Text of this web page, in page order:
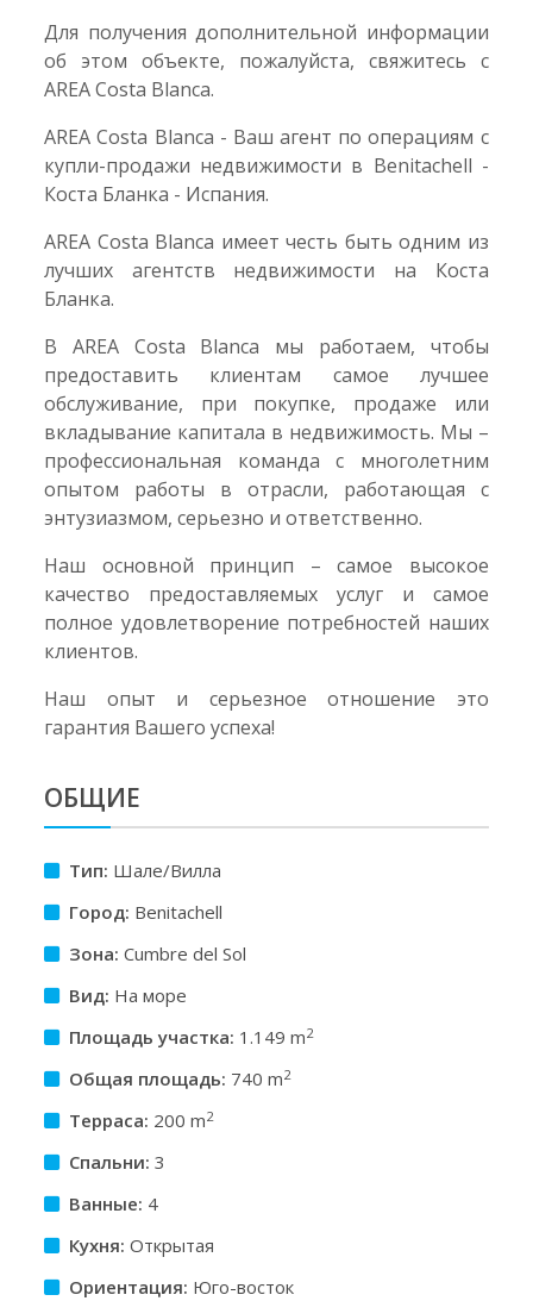
Для получения дополнительной информации
об этом объекте, пожалуйста, свяжитесь с
AREA Costa Blanca.
AREA Costa Blanca - Ваш агент по операциям с
купли-продажи недвижимости в Benitachell -
Коста Бланка - Испания.
AREA Costa Blanca имеет честь быть одним из
лучших агентств недвижимости на Коста
Бланка.
В AREA Costa Blanca мы работаем, чтобы
предоставить клиентам самое лучшее
обслуживание, при покупке, продаже или
вкладывание капитала в недвижимость. Мы –
профессиональная команда с многолетним
опытом работы в отрасли, работающая с
энтузиазмом, серьезно и ответственно.
Наш основной принцип – самое высокое
качество предоставляемых услуг и самое
полное удовлетворение потребностей наших
клиентов.
Наш опыт и серьезное отношение это
гарантия Вашего успеха!
ОБЩИЕ
Тип: Шале/Вилла
Город: Benitachell
Зона: Cumbre del Sol
Вид: На море
Площадь участкa: 1.149 m2
Общая площадь: 740 m2
Терраса: 200 m2
Спальни: 3
Ванные: 4
Кухня: Открытая
Ориентация: Юго-восток